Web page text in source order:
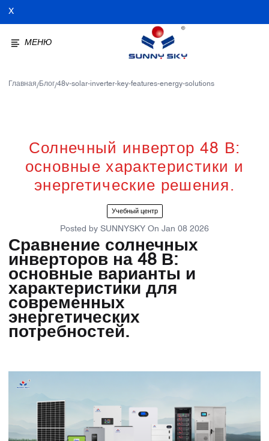
X
МЕНЮ
Главная/Блог/48v-solar-inverter-key-features-energy-solutions
Солнечный инвертор 48 В:
основные характеристики и
энергетические решения.
Учебный центр
Posted by SUNNYSKY On Jan 08 2026
Сравнение солнечных
инверторов на 48 В:
основные варианты и
характеристики для
современных
энергетических
потребностей.